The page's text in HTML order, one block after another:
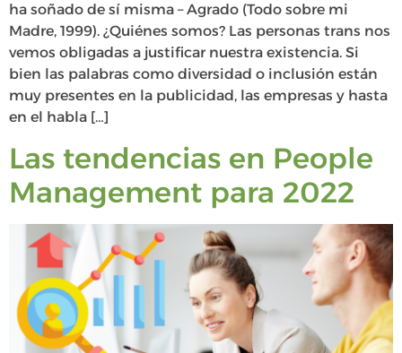
ha soñado de sí misma – Agrado (Todo sobre mi
Madre, 1999). ¿Quiénes somos? Las personas trans nos
vemos obligadas a justificar nuestra existencia. Si
bien las palabras como diversidad o inclusión están
muy presentes en la publicidad, las empresas y hasta
en el habla […]
Las tendencias en People
Management para 2022